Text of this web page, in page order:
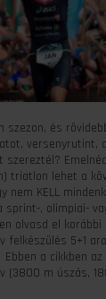
és
versenyrutint,
szereztél?
triatlon lehet a
nem KELL
sprint-, olimpiai-
olvasd el korábbi
5+1
a cikkben
(3800 m úszás,